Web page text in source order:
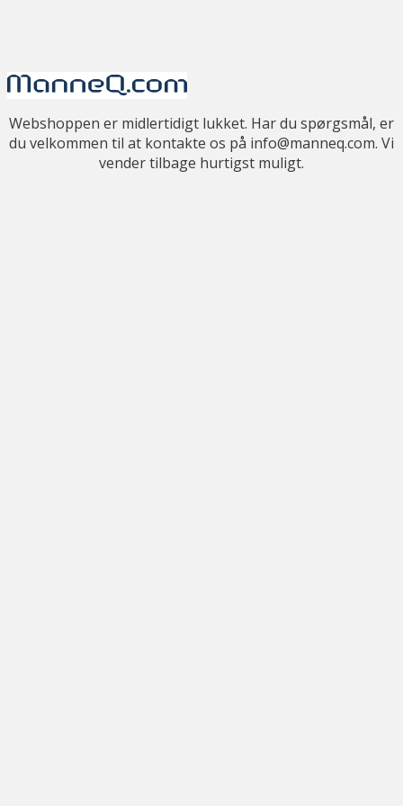
Webshoppen er midlertidigt lukket. Har du spørgsmål, er
du velkommen til at kontakte os på info@manneq.com. Vi
vender tilbage hurtigst muligt.